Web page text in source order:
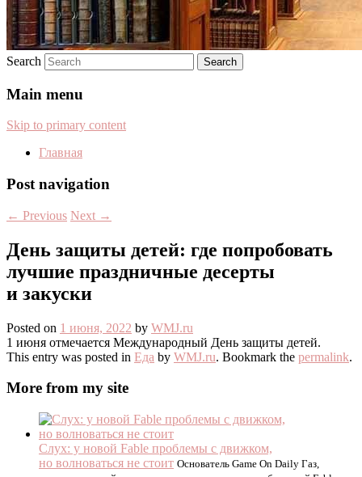
Search
Main menu
Skip to primary content
Главная
Post navigation
← Previous Next →
День защиты детей: где попробовать
лучшие праздничные десерты
и закуски
Posted on 1 июня, 2022 by WMJ.ru
1 июня отмечается Международный День защиты детей.
This entry was posted in Еда by WMJ.ru. Bookmark the permalink.
More from my site
Слух: у новой Fable проблемы с движком,
но волноваться не стоит Основатель Game On Daily Газ,